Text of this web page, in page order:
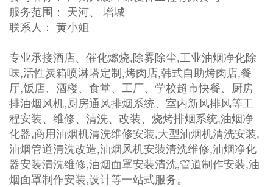
服务范围： 天河、 增城
联系人： 黄小姐
专业承接酒店、催化燃烧,除雾除尘,工业油烟净化除
味,活性炭箱喷淋塔定制,烤肉店,韩式自助烤肉店,餐
厅,饭店、酒楼、食堂、工厂、学校超市快餐、厨房
排油烟风机,厨房通风排烟系统、室内新风排风等工
程安装、维修、清洗、改装、烧烤排烟系统,油烟净
化器,商用油烟机清洗维修安装,大型油烟机清洗安装,
油烟管道清洗改造,油烟风机安装清洗维修,油烟净化
器安装清洗维修,油烟面罩安装清洗,管道制作安装,油
烟面罩制作安装,设计等一站式服务。